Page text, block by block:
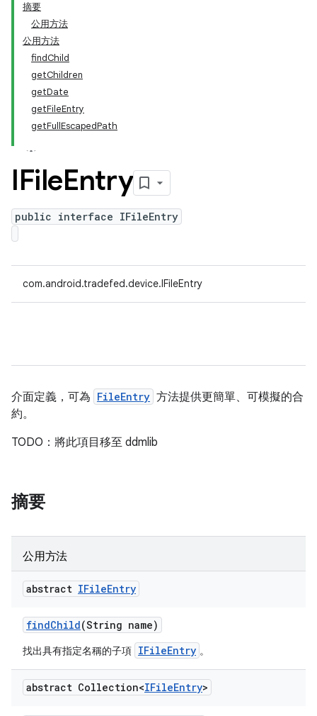
摘要
公用方法
公用方法
findChild
getChildren
getDate
getFileEntry
getFullEscapedPath
IFileEntry
public interface IFileEntry
com.android.tradefed.device.IFileEntry
介面定義，可為 FileEntry 方法提供更簡單、可模擬的合
約。
TODO：將此項目移至 ddmlib
摘要
公用方法
abstract IFileEntry
findChild(String name)
找出具有指定名稱的子項 IFileEntry 。
abstract Collection<IFileEntry>